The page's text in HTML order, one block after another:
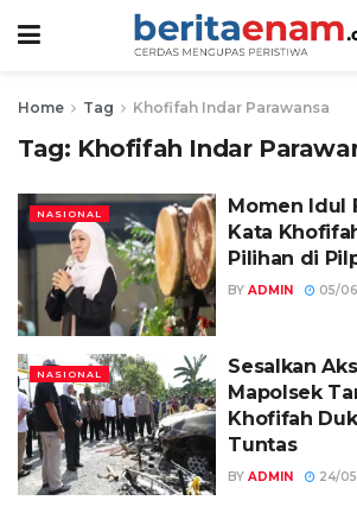
Home Tag Khofifah Indar Parawansa
Tag: Khofifah Indar
NASIONAL
Momen Idul
Kata
Pilihan di
BY ADMIN 05/
NASIONAL
Sesalkan
Mapolsek
Khofifah
Tuntas
BY ADMIN 24/